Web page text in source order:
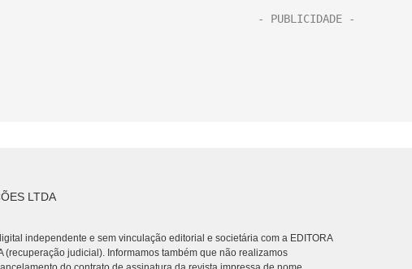
LTDA
independente e sem vinculação editorial e societária com a EDITORA
(recuperação judicial). Informamos também que não realizamos